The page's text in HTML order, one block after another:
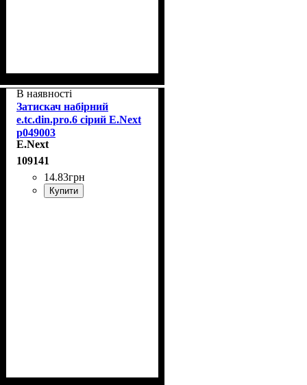
В наявності
Затискач набірний
e.tc.din.pro.6 сірий E.Next
p049003
E.Next
109141
14.83грн
Купити